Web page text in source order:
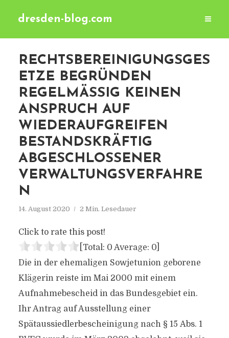
dresden-blog.com
RECHTSBEREINIGUNGSGES
ETZE BEGRÜNDEN
REGELMÄSSIG KEINEN A
NSPRUCH AUF W
IEDERAUFGREIFEN B
ESTANDSKRÄFTIG A
BGESCHLOSSENER V
ERWALTUNGSVERFAHREN
14. August 2020 2 Min. Lesedauer
Click to rate this post!
[Total: 0 Average: 0]
Die in der ehemaligen Sowjetunion geborene
Klägerin reiste im Mai 2000 mit einem
Aufnahmebescheid in das Bundesgebiet ein.
Ihr Antrag auf Ausstellung einer
Spätaussiedlerbescheinigung nach § 15 Abs. 1